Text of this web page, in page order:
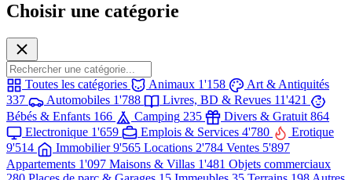
Choisir une catégorie
Toutes les catégories Animaux 1'158
Art & Antiquités
337
Automobiles 1'788 Livres, BD & Revues 11'421
Bébés & Enfants 166 Camping 235 Divers & Gratuit 864
Electronique 1'659 Emplois & Services 4'780
Erotique
9'514
Immobilier 9'565 Locations 2'784 Ventes 5'897
Appartements 1'097 Maisons & Villas 1'481 Objets commerciaux